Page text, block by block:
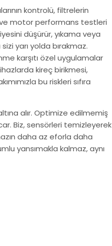
kontrolü, filtrelerin
ve motor performans testleri
düşürür, yıkama veya
yarı yolda bırakmaz.
karşıtı özel uygulamalar
kireç birikmesi,
bu riskleri sıfıra
alır. Optimize edilmemiş
Biz, sensörleri temizleyerek
daha az eforla daha
yansımakla kalmaz, aynı